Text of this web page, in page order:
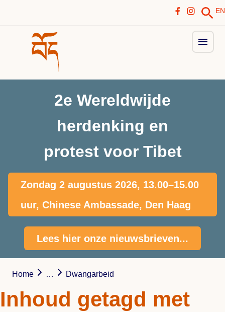
EN
2e Wereldwijde
herdenking en
protest voor Tibet
Zondag 2 augustus 2026, 13.00–15.00
uur, Chinese Ambassade, Den Haag
Lees hier onze nieuwsbrieven...
Home … Dwangarbeid
Inhoud getagd met